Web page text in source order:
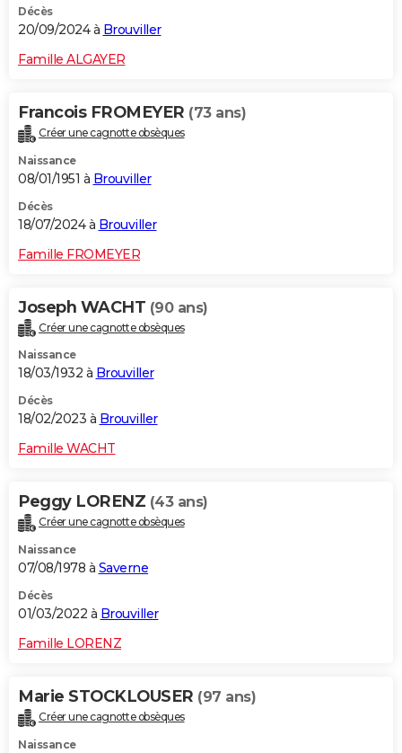
Décès
20/09/2024 à Brouviller
Famille ALGAYER
Francois FROMEYER (73 ans)
Créer une cagnotte obsèques
Naissance
08/01/1951 à Brouviller
Décès
18/07/2024 à Brouviller
Famille FROMEYER
Joseph WACHT (90 ans)
Créer une cagnotte obsèques
Naissance
18/03/1932 à Brouviller
Décès
18/02/2023 à Brouviller
Famille WACHT
Peggy LORENZ (43 ans)
Créer une cagnotte obsèques
Naissance
07/08/1978 à Saverne
Décès
01/03/2022 à Brouviller
Famille LORENZ
Marie STOCKLOUSER (97 ans)
Créer une cagnotte obsèques
Naissance